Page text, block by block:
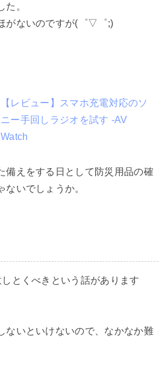
た。
がないのですが(゜▽゜;)
【レビュー】スマホ充電対応のソ
ニー手回しラジオを試す -AV
Watch
備えをする日として防災用品の確
いでしょうか。
とくべきという話があります
ないといけないので、なかなか難